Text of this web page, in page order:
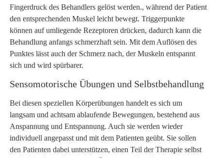
Fingerdruck des Behandlers gelöst werden., während der Patient
den entsprechenden Muskel leicht bewegt. Triggerpunkte
können auf umliegende Rezeptoren drücken, dadurch kann die
Behandlung anfangs schmerzhaft sein. Mit dem Auflösen des
Punktes lässt auch der Schmerz nach, der Muskeln entspannt
sich und wird spürbarer.
Sensomotorische Übungen und Selbstbehandlung
Bei diesen speziellen Körperübungen handelt es sich um
langsam und achtsam ablaufende Bewegungen, bestehend aus
Anspannung und Entspannung. Auch sie werden wieder
individuell angepasst und mit dem Patienten geübt. Sie sollen
den Patienten dabei unterstützen, einen Teil der Therapie selbst